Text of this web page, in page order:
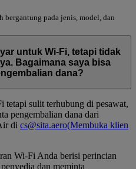
bergantung pada jenis, model, dan
untuk Wi-Fi, tetapi tidak
Bagaimana saya bisa
dana?
tetapi sulit terhubung di pesawat,
pengembalian dana dari
di cs@sita.aero(Membuka klien
Wi-Fi Anda berisi perincian
dan meminta